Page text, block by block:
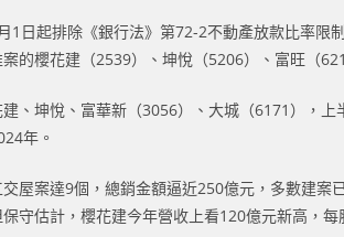
1日起排除《銀行法》第72-2不動產放款比率
的櫻花建（2539）、坤悅（5206）、富旺（
、坤悅、富華新（3056）、大城（6171），
年。
屋案達9個，總銷金額逼近250億元，多數建
守估計，櫻花建今年營收上看120億元新高，